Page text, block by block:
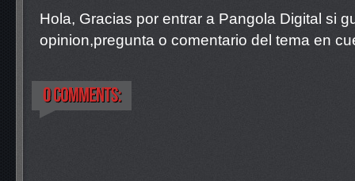
Hola, Gracias por entrar a Pangola Digital si
opinion,pregunta o comentario del tema en